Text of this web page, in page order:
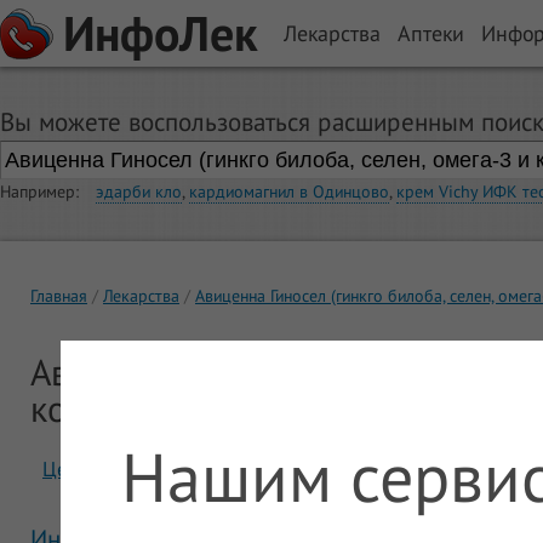
ИнфоЛек Лекарства Аптеки
Вы можете воспользоваться расширенным
Например: эдарби кло, кардиомагнил в Одинцово, крем Vichy ИФК
Главная Лекарства Авиценна Гиносел (гинкго билоба, селен,
Авиценна Гиносел (гинкго
комплекс витаминов В)
Цены Отзывы
Нашим